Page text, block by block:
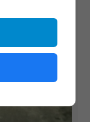
купець